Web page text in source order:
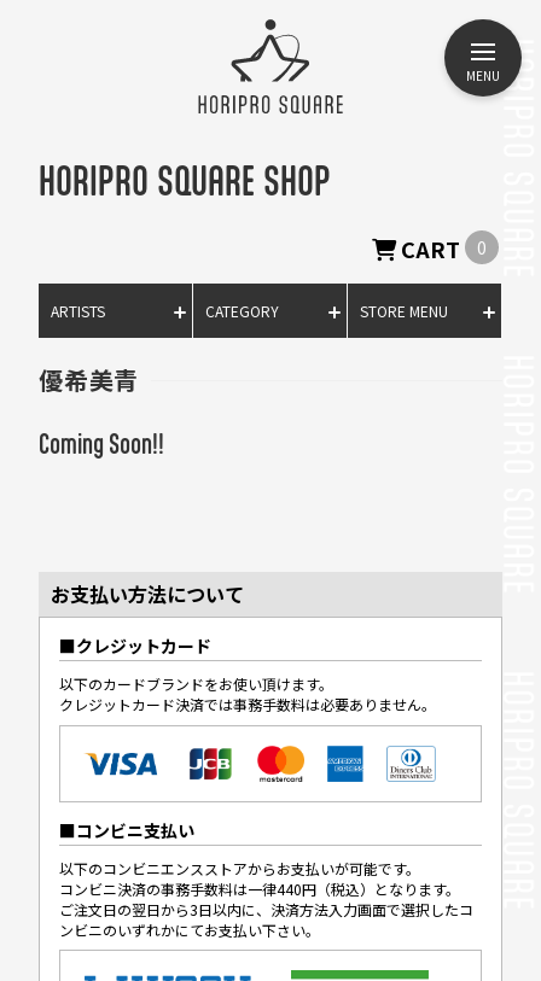
MENU
HORIPRO SQUARE SHOP
CART 0
ARTISTS CATEGORY STORE MENU
優希美青
Coming Soon!!
お支払い方法について
クレジットカード
以下のカードブランドをお使い頂けます。
クレジットカード決済では事務手数料は必要ありません。
コンビニ支払い
以下のコンビニエンスストアからお支払いが可能です。
コンビニ決済の事務手数料は一律440円（税込）となります。
ご注文日の翌日から3日以内に、決済方法入力画面で選択したコ
ンビニのいずれかにてお支払い下さい。